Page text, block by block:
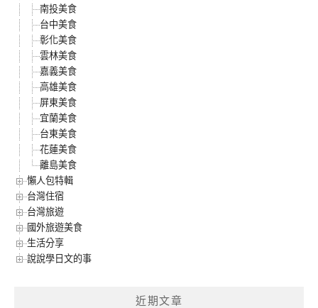
南投美食
台中美食
彰化美食
雲林美食
嘉義美食
高雄美食
屏東美食
宜蘭美食
台東美食
花蓮美食
離島美食
懶人包特輯
台灣住宿
台灣旅遊
國外旅遊美食
生活分享
說說學日文的事
近期文章